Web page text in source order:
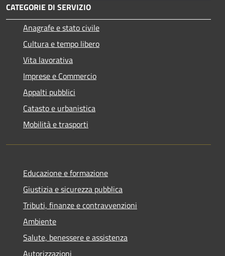
CATEGORIE DI SERVIZIO
Anagrafe e stato civile
Cultura e tempo libero
Vita lavorativa
Imprese e Commercio
Appalti pubblici
Catasto e urbanistica
Mobilità e trasporti
Educazione e formazione
Giustizia e sicurezza pubblica
Tributi, finanze e contravvenzioni
Ambiente
Salute, benessere e assistenza
Autorizzazioni